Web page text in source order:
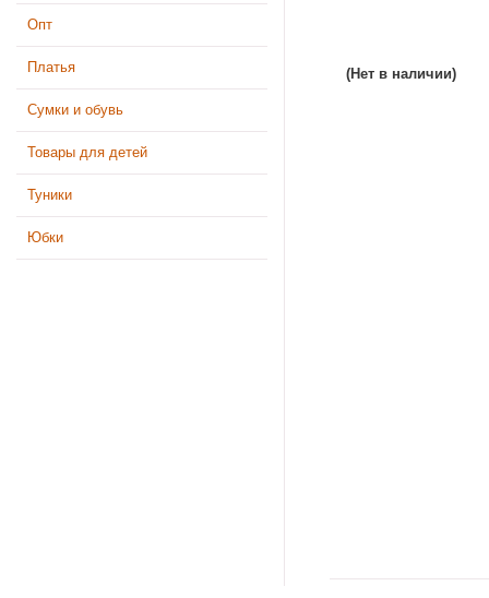
Опт
Платья
Сумки и обувь
Товары для детей
Туники
Юбки
(Нет в наличии)